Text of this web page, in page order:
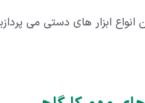
ابزار های دستی می